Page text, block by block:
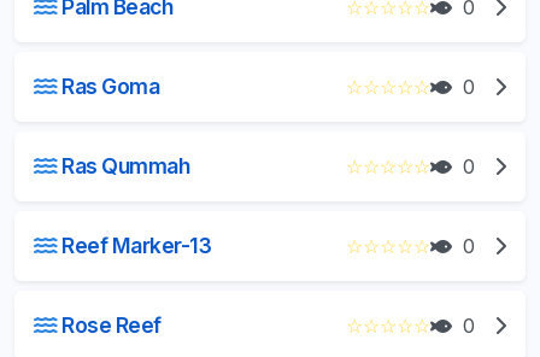
Palm Beach ☆☆☆☆☆ 0
Ras Goma ☆☆☆☆☆ 0
Ras Qummah ☆☆☆☆☆ 0
Reef Marker-13 ☆☆☆☆☆ 0
Rose Reef ☆☆☆☆☆ 0